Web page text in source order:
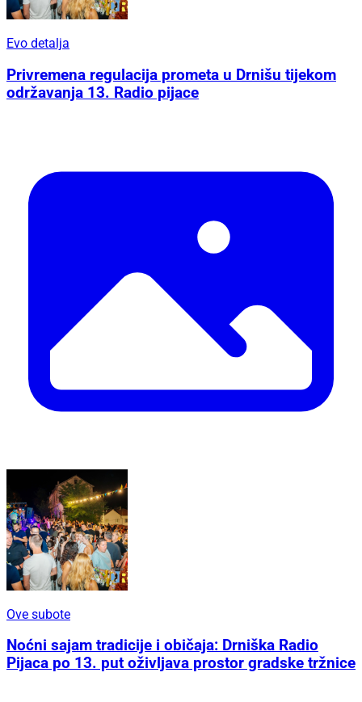
Evo detalja
Privremena regulacija prometa u Drnišu tijekom
održavanja 13. Radio pijace
Ove subote
Noćni sajam tradicije i običaja: Drniška Radio
Pijaca po 13. put oživljava prostor gradske tržnice